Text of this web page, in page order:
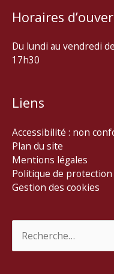
Horaires
Du lundi au vendredi
17h30
Liens
Accessibilité : non
Plan du site
Mentions légales
Politique de
Gestion des cookies